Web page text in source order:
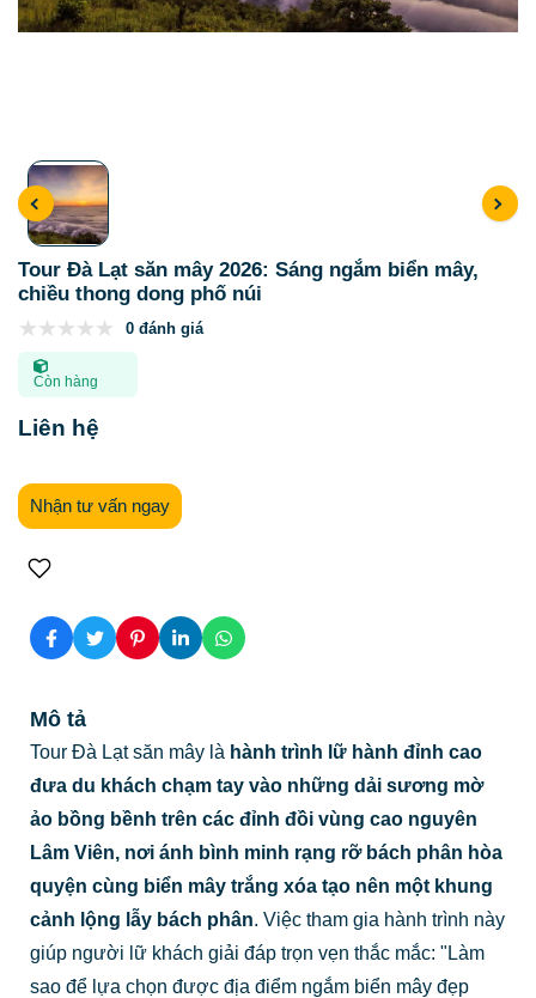
Tour Đà Lạt săn mây 2026: Sáng ngắm biển mây,
chiều thong dong phố núi
0 đánh giá
Còn hàng
Liên hệ
Nhận tư vấn ngay
Mô tả
Tour Đà Lạt săn mây là hành trình lữ hành đỉnh cao
đưa du khách chạm tay vào những dải sương mờ
ảo bồng bềnh trên các đỉnh đồi vùng cao nguyên
Lâm Viên, nơi ánh bình minh rạng rỡ bách phân hòa
quyện cùng biển mây trắng xóa tạo nên một khung
cảnh lộng lẫy bách phân. Việc tham gia hành trình này
giúp người lữ khách giải đáp trọn vẹn thắc mắc: "Làm
sao để lựa chọn được địa điểm ngắm biển mây đẹp